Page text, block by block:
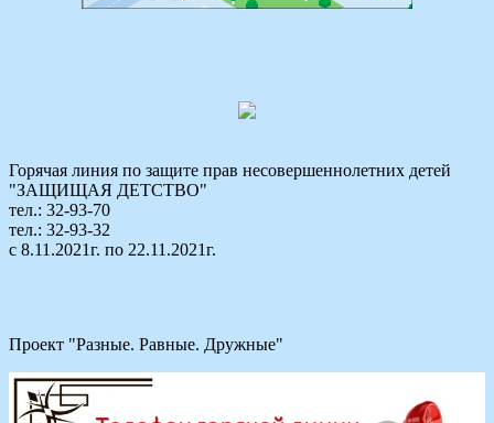
Горячая линия по защите прав несовершеннолетних детей
"ЗАЩИЩАЯ ДЕТСТВО"
тел.: 32-93-70
тел.: 32-93-32
с 8.11.2021г. по 22.11.2021г.
Проект "Разные. Равные. Дружные"